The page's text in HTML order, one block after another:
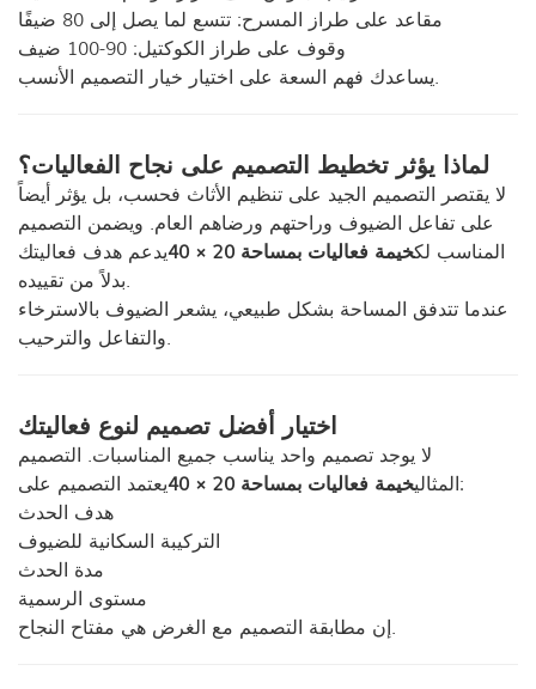
مقاعد على طراز المسرح: تتسع لما يصل إلى 80 ضيفًا
وقوف على طراز الكوكتيل: 90-100 ضيف
يساعدك فهم السعة على اختيار خيار التصميم الأنسب.
لماذا يؤثر تخطيط التصميم على نجاح الفعاليات؟
لا يقتصر التصميم الجيد على تنظيم الأثاث فحسب، بل يؤثر أيضاً
على تفاعل الضيوف وراحتهم ورضاهم العام. ويضمن التصميم
المناسب لكخيمة فعاليات بمساحة 20 × 40
يدعم هدف فعاليتك
بدلاً من تقييده.
عندما تتدفق المساحة بشكل طبيعي، يشعر الضيوف بالاسترخاء
والتفاعل والترحيب.
اختيار أفضل تصميم لنوع فعاليتك
لا يوجد تصميم واحد يناسب جميع المناسبات. التصميم
المثاليخيمة فعاليات بمساحة 20 × 40
يعتمد التصميم على:
هدف الحدث
التركيبة السكانية للضيوف
مدة الحدث
مستوى الرسمية
إن مطابقة التصميم مع الغرض هي مفتاح النجاح.